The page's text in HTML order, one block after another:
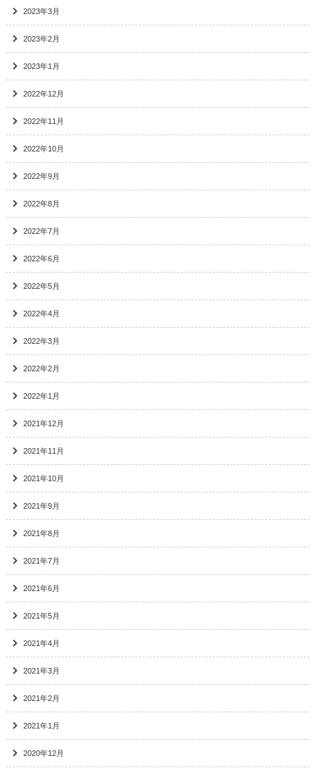
2023年3月
2023年2月
2023年1月
2022年12月
2022年11月
2022年10月
2022年9月
2022年8月
2022年7月
2022年6月
2022年5月
2022年4月
2022年3月
2022年2月
2022年1月
2021年12月
2021年11月
2021年10月
2021年9月
2021年8月
2021年7月
2021年6月
2021年5月
2021年4月
2021年3月
2021年2月
2021年1月
2020年12月